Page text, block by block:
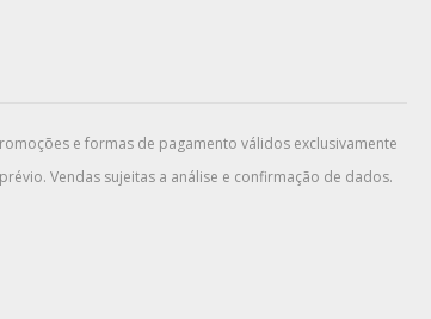
e formas de pagamento válidos exclusivamente
Vendas sujeitas a análise e confirmação de dados.